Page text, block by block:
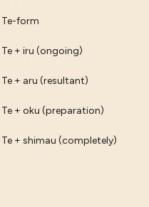
Te-form
Te + iru (ongoing)
Te + aru (resultant)
Te + oku (preparation)
Te + shimau (completely)